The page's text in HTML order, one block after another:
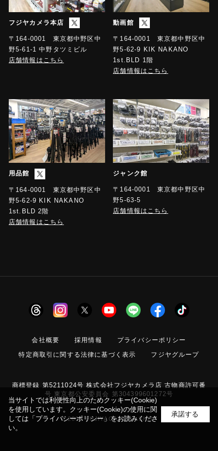
フジヤカメラ本店
〒164-0001 東京都中野区中
野5-61-1 中野タツミビル
店舗情報はこちら
動画館
〒164-0001 東京都中野区中
野5-62-9 KIK NAKANO
1st.BLD 1階
店舗情報はこちら
用品館
〒164-0001 東京都中野区中
野5-62-9 KIK NAKANO
1st.BLD 2階
店舗情報はこちら
ジャンク館
〒164-0001 東京都中野区中
野5-63-5
店舗情報はこちら
会社概要 採用情報
プライバシーポリシー
特定商取引に関する法律に基づく表示
フジヤグループ
商標登録 第5211024号 株式会社フジヤカメラ店 古物商許可番
号 東京都公安委員会 第304399601272号
© 2006 FUJIYACAMERA SHOP
当サイトでは利便性向上のためクッキー(Cookie)
を使用しています。クッキー(Cookie)の使用に関
しては 「プライバシーポリシー」をお読みくださ
い。
承諾する